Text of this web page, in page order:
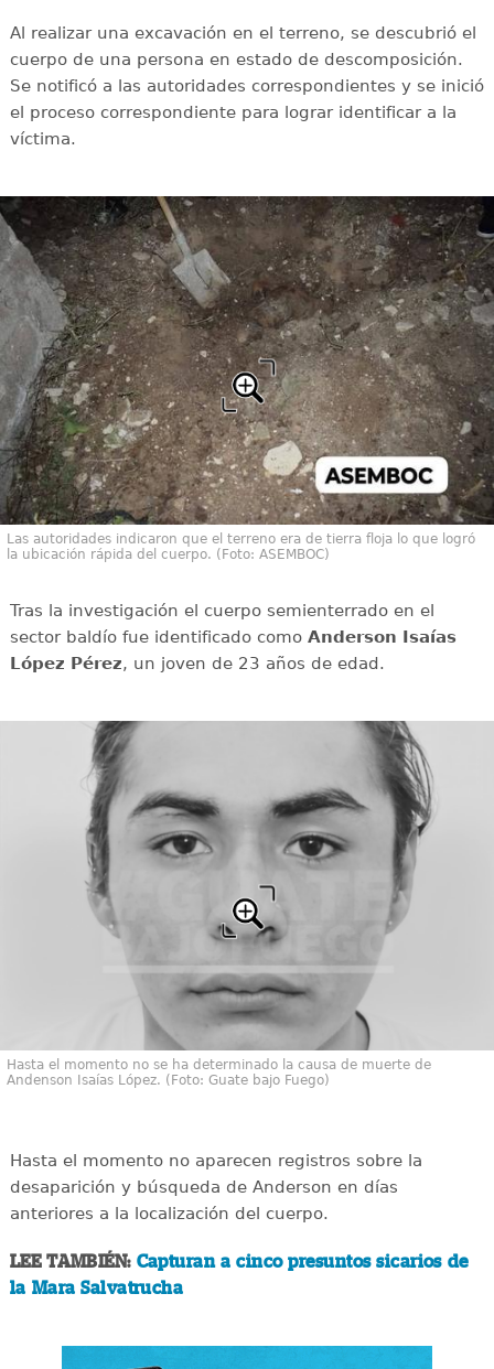
Al realizar una excavación en el terreno, se descubrió el
cuerpo de una persona en estado de descomposición.
Se notificó a las autoridades correspondientes y se inició
el proceso correspondiente para lograr identificar a la
víctima.
Las autoridades indicaron que el terreno era de tierra floja lo que logró
la ubicación rápida del cuerpo. (Foto: ASEMBOC)
Tras la investigación el cuerpo semienterrado en el
sector baldío fue identificado como Anderson Isaías
López Pérez, un joven de 23 años de edad.
Hasta el momento no se ha determinado la causa de muerte de
Andenson Isaías López. (Foto: Guate bajo Fuego)
Hasta el momento no aparecen registros sobre la
desaparición y búsqueda de Anderson en días
anteriores a la localización del cuerpo.
LEE TAMBIÉN: Capturan a cinco presuntos sicarios de
la Mara Salvatrucha